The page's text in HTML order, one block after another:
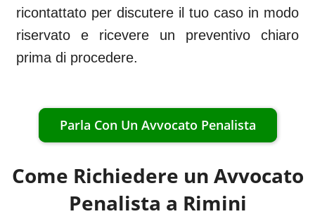
ricontattato per discutere il tuo caso in modo
riservato e ricevere un preventivo chiaro
prima di procedere.
Parla Con Un Avvocato Penalista
Come Richiedere un Avvocato
Penalista a Rimini